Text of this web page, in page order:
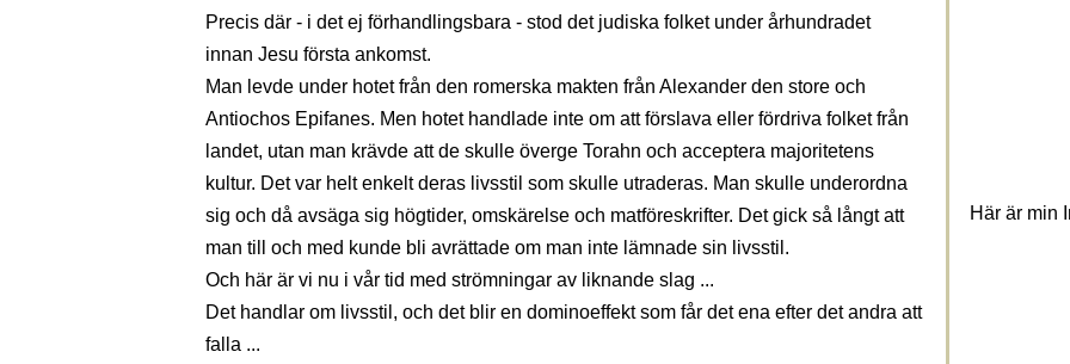
Precis där - i det ej förhandlingsbara - stod det judiska folket under århundradet
innan Jesu första ankomst.
Man levde under hotet från den romerska makten från Alexander den store och
Antiochos Epifanes. Men hotet handlade inte om att förslava eller fördriva folket från
landet, utan man krävde att de skulle överge Torahn och acceptera majoritetens
kultur. Det var helt enkelt deras livsstil som skulle utraderas. Man skulle underordna
sig och då avsäga sig högtider, omskärelse och matföreskrifter. Det gick så långt att
man till och med kunde bli avrättade om man inte lämnade sin livsstil.
Och här är vi nu i vår tid med strömningar av liknande slag ...
Det handlar om livsstil, och det blir en dominoeffekt som får det ena efter det andra att
falla ...
Här är min